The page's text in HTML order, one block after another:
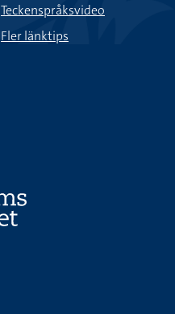
Teckenspråksvideo
Fler länktips